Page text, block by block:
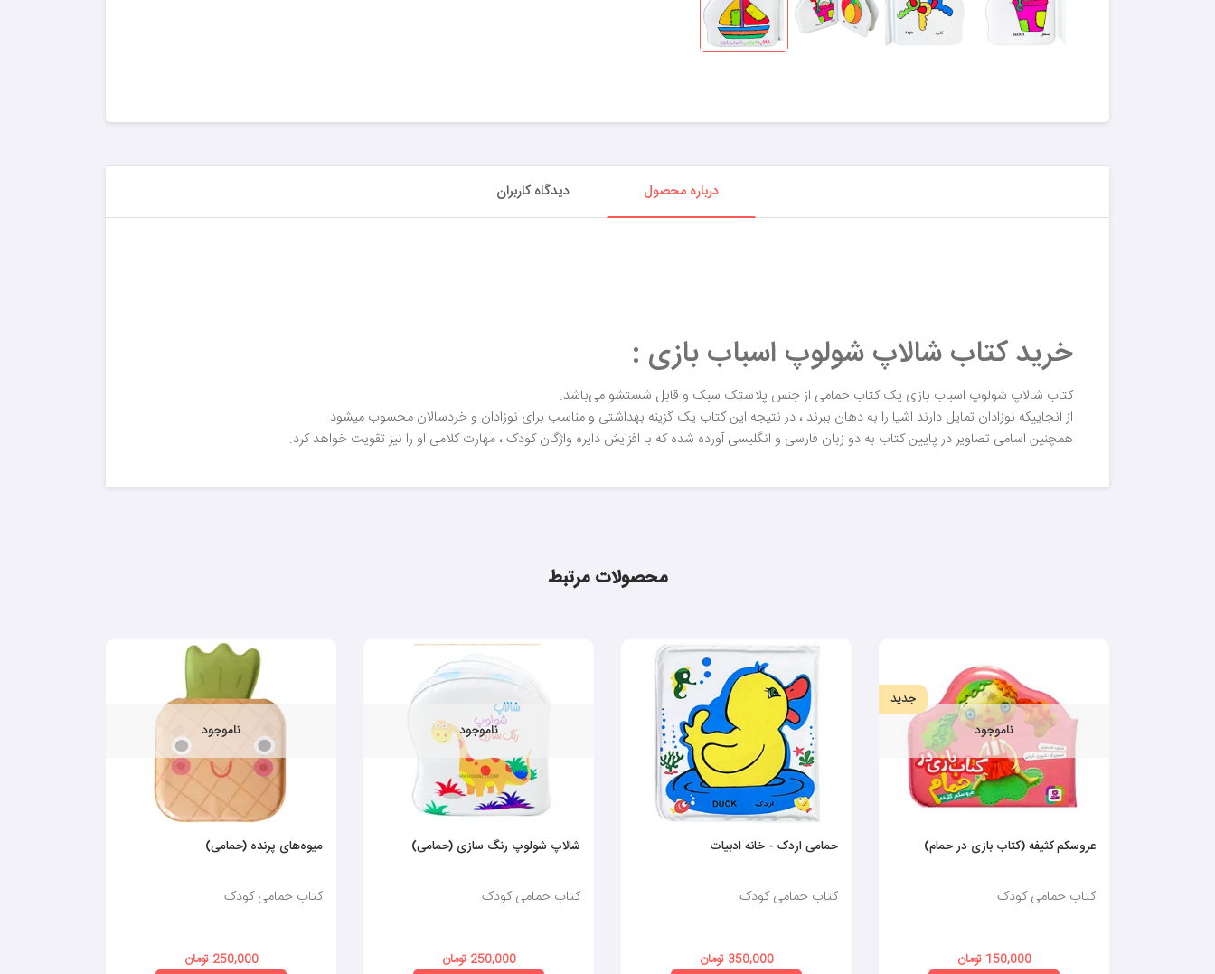
درباره محصول دیدگاه کاربران
خرید کتاب شالاپ شولوپ اسباب بازی :
کتاب شالاپ شولوپ اسباب بازی یک کتاب حمامی از جنس پلاستک سبک و قابل شستشو می‌باشد.
از آنجاییکه نوزادان تمایل دارند اشیا را به دهان ببرند ، در نتیجه این کتاب یک گزینه بهداشتی و مناسب برای نوزادان و خردسالان محسوب میشود.
همچنین اسامی تصاویر در پایین کتاب به دو زبان فارسی و انگلیسی آورده شده که با افزایش دایره واژگان کودک ، مهارت کلامی او را نیز تقویت خواهد کرد.
محصولات مرتبط
ناموجود
جدید
عروسکم کثیفه (کتاب بازی در حمام)
کتاب حمامی کودک
150,000 تومان
حمامی اردک - خانه ادبیات
کتاب حمامی کودک
350,000 تومان
ناموجود
شالاپ شولوپ رنگ سازی (حمامی)
کتاب حمامی کودک
250,000 تومان
ناموجود
میوه‌های پرنده (حمامی)
کتاب حمامی کودک
250,000 تومان